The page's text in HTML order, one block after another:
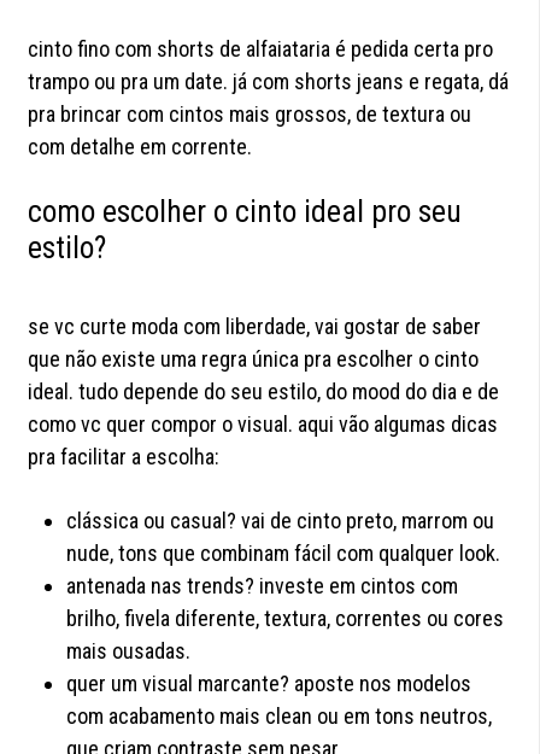
cinto fino com shorts de alfaiataria é pedida certa pro
trampo ou pra um date. já com shorts jeans e regata, dá
pra brincar com cintos mais grossos, de textura ou
com detalhe em corrente.
como escolher o cinto ideal pro seu
estilo?
se vc curte moda com liberdade, vai gostar de saber
que não existe uma regra única pra escolher o cinto
ideal. tudo depende do seu estilo, do mood do dia e de
como vc quer compor o visual. aqui vão algumas dicas
pra facilitar a escolha:
clássica ou casual? vai de cinto preto, marrom ou
nude, tons que combinam fácil com qualquer look.
antenada nas trends? investe em cintos com
brilho, fivela diferente, textura, correntes ou cores
mais ousadas.
quer um visual marcante? aposte nos modelos
com acabamento mais clean ou em tons neutros,
que criam contraste sem pesar.